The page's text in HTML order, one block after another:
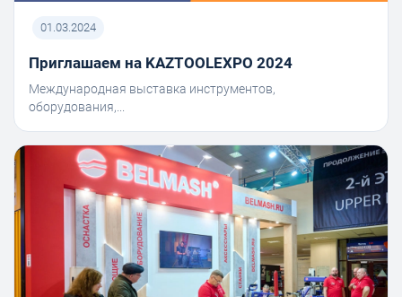
01.03.2024
Приглашаем на KAZTOOLEXPO 2024
Международная выставка инструментов,
оборудования,...